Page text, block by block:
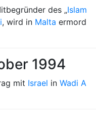
des „Islam
, wird in Malta ermord
1994
mit Israel in Wadi A